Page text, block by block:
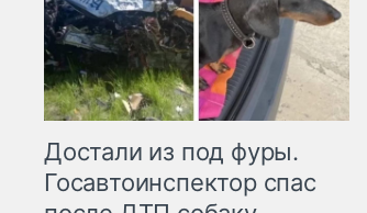
Достали из под фуры.
Госавтоинспектор спас